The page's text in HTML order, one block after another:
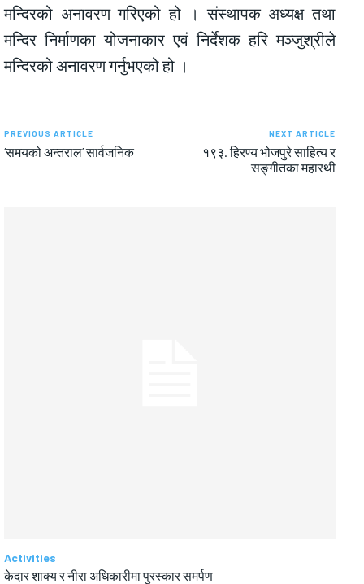
मन्दिरको अनावरण गरिएको हो । संस्थापक अध्यक्ष तथा
मन्दिर निर्माणका योजनाकार एवं निर्देशक हरि मञ्जुश्रीले
मन्दिरको अनावरण गर्नुभएको हो ।
PREVIOUS ARTICLE
‘समयको अन्तराल’ सार्वजनिक
NEXT ARTICLE
१९३. हिरण्य भोजपुरे साहित्य र
सङ्गीतका महारथी
Activities
केदार शाक्य र नीरा अधिकारीमा पुरस्कार समर्पण